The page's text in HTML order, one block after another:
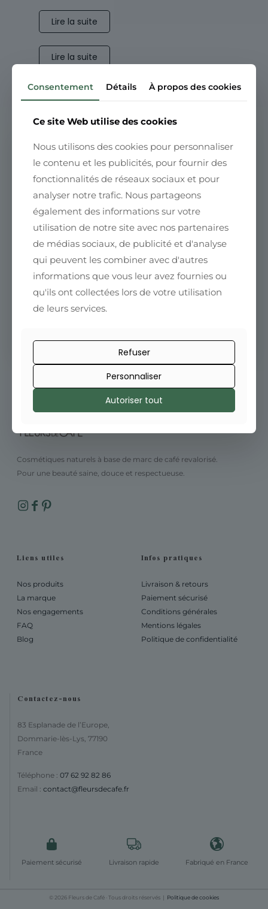
Lire la suite
Lire la suite
Le café nous rapproche
Rejoignez la communauté Fleurs
de Café
Conseils, nouveautés et offres exclusives
directement dans votre boîte mail.
Cosmétiques naturels à base de marc de café revalorisé.
Pour une beauté saine, douce et respectueuse.
Liens utiles
Nos produits
La marque
Nos engagements
FAQ
Blog
Infos pratiques
Livraison & retours
Paiement sécurisé
Conditions générales
Mentions légales
Politique de confidentialité
Contactez-nous
83 Esplanade de l’Europe,
Dommarie-lès-Lys, 77190
France
Téléphone : 07 62 92 82 86
Email : contact@fleursdecafe.fr
Paiement sécurisé Livraison rapide Fabriqué en France
© 2026 Fleurs de Café · Tous droits réservés | Politique de cookies
Consentement Détails À propos des cookies
Ce site Web utilise des cookies
Nous utilisons des cookies pour personnaliser
le contenu et les publicités, pour fournir des
fonctionnalités de réseaux sociaux et pour
analyser notre trafic. Nous partageons
également des informations sur votre
utilisation de notre site avec nos partenaires
de médias sociaux, de publicité et d'analyse
qui peuvent les combiner avec d'autres
informations que vous leur avez fournies ou
qu'ils ont collectées lors de votre utilisation
de leurs services.
Refuser
Personnaliser
Autoriser tout